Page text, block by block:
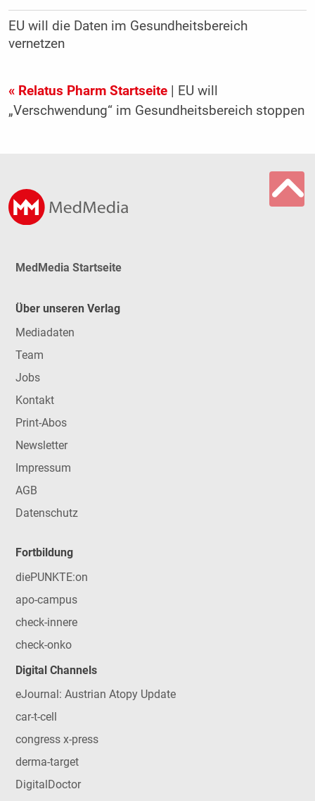
EU will die Daten im Gesundheitsbereich
vernetzen
« Relatus Pharm Startseite| EU will
„Verschwendung“ im Gesundheitsbereich stoppen
MedMedia Startseite
Über unseren Verlag
Mediadaten
Team
Jobs
Kontakt
Print-Abos
Newsletter
Impressum
AGB
Datenschutz
Fortbildung
diePUNKTE:on
apo-campus
check-innere
check-onko
Digital Channels
eJournal: Austrian Atopy Update
car-t-cell
congress x-press
derma-target
DigitalDoctor